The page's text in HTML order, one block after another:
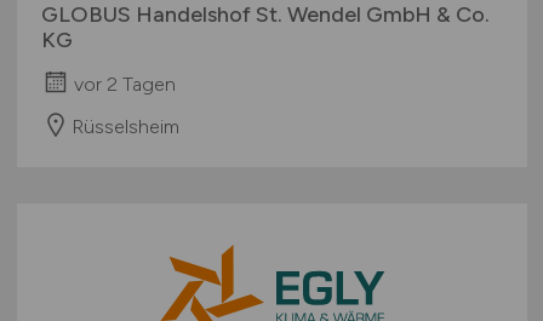
GLOBUS Handelshof St. Wendel GmbH & Co.
KG
vor 2 Tagen
Rüsselsheim